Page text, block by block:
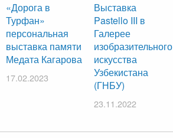
«Дорога в
Турфан»
персональная
выставка памяти
Медата Кагарова
17.02.2023
Выставка
Pastello III в
Галерее
изобразительного
искусства
Узбекистана
(ГНБУ)
23.11.2022